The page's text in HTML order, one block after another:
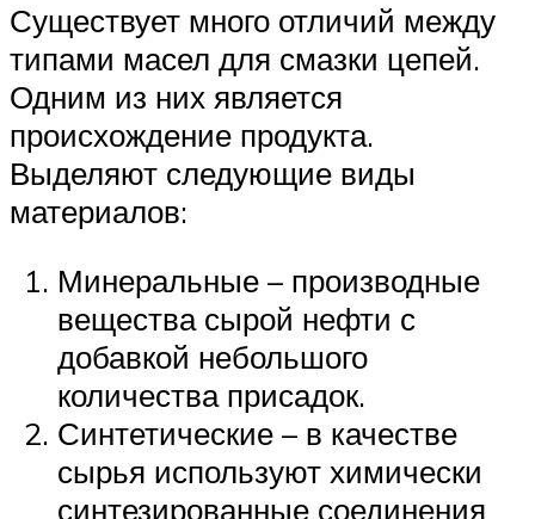
Существует много отличий между
типами масел для смазки цепей.
Одним из них является
происхождение продукта.
Выделяют следующие виды
материалов:
Минеральные – производные
вещества сырой нефти с
добавкой небольшого
количества присадок.
Синтетические – в качестве
сырья используют химически
синтезированные соединения